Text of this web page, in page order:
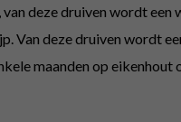
deze druiven wordt
Van deze druiven wordt
maanden op eikenhout